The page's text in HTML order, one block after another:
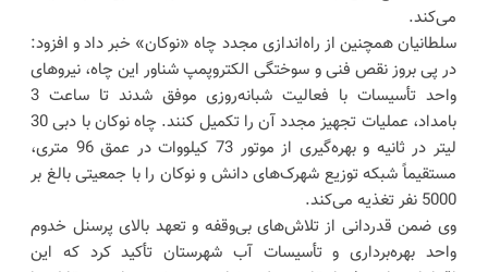
می‌کند.
سلطانیان همچنین از راه‌اندازی مجدد چاه «نوکان» خبر داد و افزود:
در پی بروز نقص فنی و سوختگی الکتروپمپ شناور این چاه، نیروهای
واحد تأسیسات با فعالیت شبانه‌روزی موفق شدند تا ساعت 3
بامداد، عملیات تجهیز مجدد آن را تکمیل کنند. چاه نوکان با دبی 30
لیتر در ثانیه و بهره‌گیری از موتور 73 کیلووات در عمق 96 متری،
مستقیماً شبکه توزیع شهرک‌های دانش و نوکان را با جمعیتی بالغ بر
5000 نفر تغذیه می‌کند.
وی ضمن قدردانی از تلاش‌های بی‌وقفه و تعهد بالای پرسنل خدوم
واحد بهره‌برداری و تأسیسات آب شهرستان تأکید کرد که این